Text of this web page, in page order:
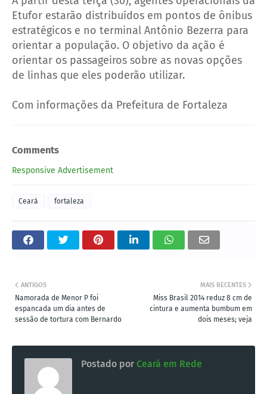
Etufor estarão distribuídos em pontos de ônibus
estratégicos e no terminal Antônio Bezerra para
orientar a população. O objetivo da ação é
orientar os passageiros sobre as novas opções
de linhas que eles poderão utilizar.
Com informações da Prefeitura de Fortaleza
Comments
Responsive Advertisement
Ceará fortaleza
MAIS RECENTES
Miss Brasil 2014 reduz 8 cm de
cintura e aumenta bumbum em
dois meses; veja
ANTIGOS
Namorada de Menor P foi
espancada um dia antes de
sessão de tortura com Bernardo
Postado por Ceará em Rede